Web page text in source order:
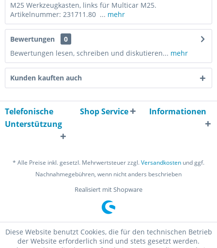
M25 Werkzeugkasten, links für Multicar M25.
Artikelnummer: 231711.80 ... mehr
Bewertungen
0
Bewertungen lesen, schreiben und diskutieren... mehr
Kunden kauften auch
Telefonische
Unterstützung
Shop Service Informationen
* Alle Preise inkl. gesetzl. Mehrwertsteuer zzgl.Versandkosten und ggf.
Nachnahmegebühren, wenn nicht anders beschrieben
Realisiert mit Shopware
Diese Website benutzt Cookies, die für den technischen Betrieb
der Website erforderlich sind und stets gesetzt werden.